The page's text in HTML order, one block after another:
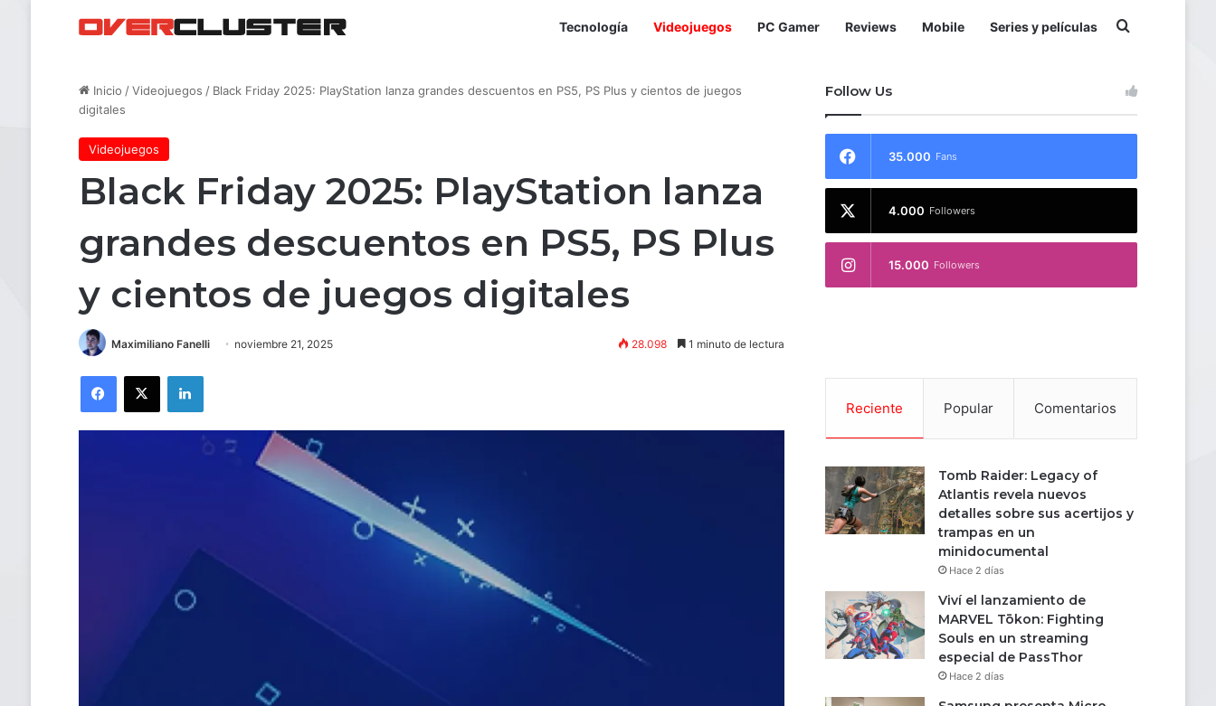
Tecnología Videojuegos PC Gamer Reviews Mobile Series y películas
Inicio /Videojuegos / Black Friday 2025: PlayStation lanza grandes descuentos en PS5, PS Plus y cientos de juegos
digitales
Videojuegos
Black Friday 2025: PlayStation lanza
grandes descuentos en PS5, PS Plus
y cientos de juegos digitales
Maximiliano Fanelli noviembre 21, 2025 28.098 1 minuto de lectura
Facebook
X LinkedIn
Follow Us
35.000 Fans
4.000 Followers
15.000 Followers
Reciente Popular Comentarios
Tomb Raider: Legacy of
Atlantis revela nuevos
detalles sobre sus acertijos y
trampas en un
minidocumental
Hace 2 días
Viví el lanzamiento de
MARVEL Tōkon: Fighting
Souls en un streaming
especial de PassThor
Hace 2 días